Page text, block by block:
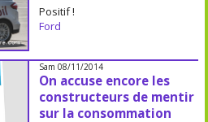
Positif !
Ford
Sam 08/11/2014
On accuse encore les
constructeurs de mentir
sur la consommation